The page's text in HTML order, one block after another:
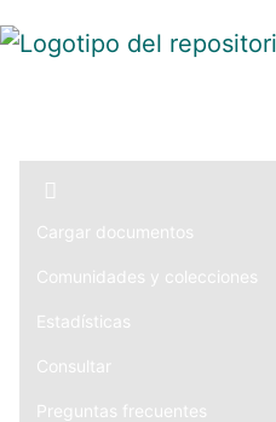
Cargar documentos
Comunidades y colecciones
Estadísticas
Consultar
Preguntas frecuentes